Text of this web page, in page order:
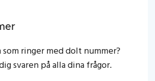
som ringer med dolt nummer?
svaren på alla dina frågor.